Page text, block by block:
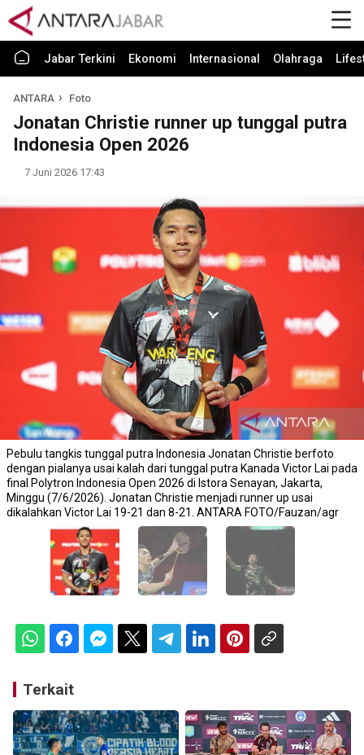
Jabar Terkini Ekonomi Internasional Olahraga
ANTARA Foto
Jonatan Christie runner up tunggal putra
Indonesia Open 2026
7 Juni 2026 17:43
Pebulu tangkis tunggal putra Indonesia Jonatan Christie berfoto
dengan pialanya usai kalah dari tunggal putra Kanada Victor Lai pada
final Polytron Indonesia Open 2026 di Istora Senayan, Jakarta,
Minggu (7/6/2026). Jonatan Christie menjadi runner up usai
dikalahkan Victor Lai 19-21 dan 8-21. ANTARA FOTO/Fauzan/agr
Terkait